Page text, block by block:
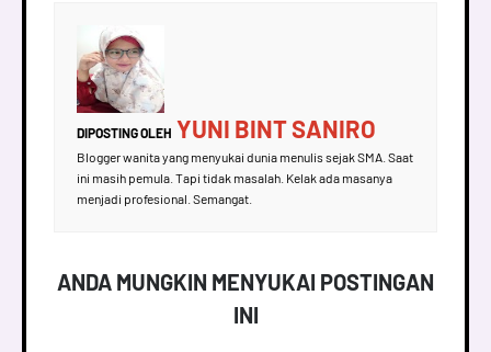
DIPOSTING OLEH YUNI BINT SANIRO
Blogger wanita yang menyukai dunia menulis sejak SMA. Saat
ini masih pemula. Tapi tidak masalah. Kelak ada masanya
menjadi profesional. Semangat.
ANDA MUNGKIN MENYUKAI POSTINGAN
INI